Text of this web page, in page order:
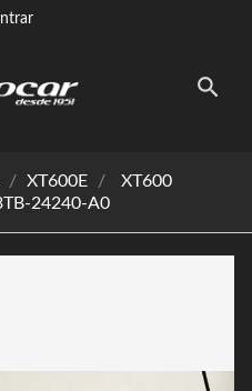
XT600E
XT600
24240-A0